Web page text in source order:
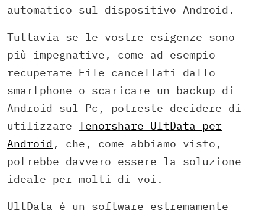
automatico sul dispositivo Android.
Tuttavia se le vostre esigenze sono
più impegnative, come ad esempio
recuperare File cancellati dallo
smartphone o scaricare un backup di
Android sul Pc, potreste decidere di
utilizzare Tenorshare UltData per
Android , che, come abbiamo visto,
potrebbe davvero essere la soluzione
ideale per molti di voi.
UltData è un software estremamente